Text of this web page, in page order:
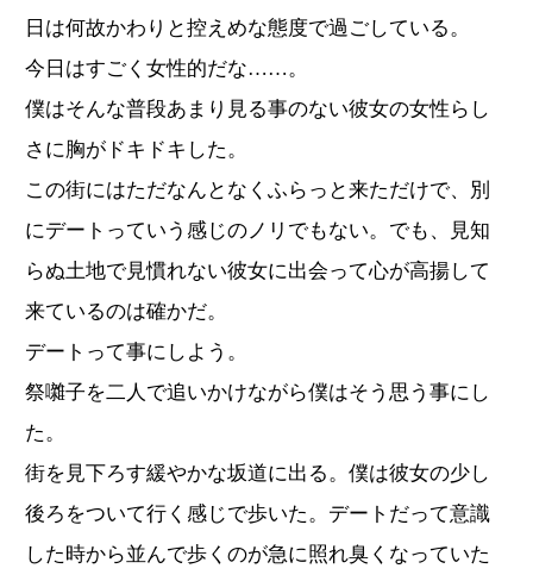
日は何故かわりと控えめな態度で過ごしている。
今日はすごく女性的だな……。
僕はそんな普段あまり見る事のない彼女の女性らし
さに胸がドキドキした。
この街にはただなんとなくふらっと来ただけで、別
にデートっていう感じのノリでもない。でも、見知
らぬ土地で見慣れない彼女に出会って心が高揚して
来ているのは確かだ。
デートって事にしよう。
祭囃子を二人で追いかけながら僕はそう思う事にし
た。
街を見下ろす緩やかな坂道に出る。僕は彼女の少し
後ろをついて行く感じで歩いた。デートだって意識
した時から並んで歩くのが急に照れ臭くなっていた